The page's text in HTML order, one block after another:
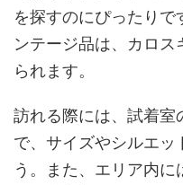
を探すのにぴったりで
ンテージ品は、カロス
られます。
訪れる際には、試着室
で、サイズやシルエッ
う。また、エリア内に